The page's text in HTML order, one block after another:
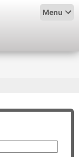
Menu